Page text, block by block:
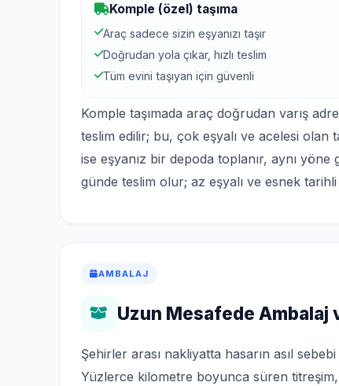
Komple (özel) taşıma
Araç sadece sizin eşyanızı taşır
Doğrudan yola çıkar, hızlı teslim
Tüm evini taşıyan için güvenli
Komple taşımada araç doğrudan varış
teslim edilir; bu, çok eşyalı ve acelesi olan
ise eşyanız bir depoda toplanır, aynı
günde teslim olur; az eşyalı ve esnek
AMBALAJ
Uzun Mesafede Ambalaj
Şehirler arası nakliyatta hasarın asıl
Yüzlerce kilometre boyunca süren